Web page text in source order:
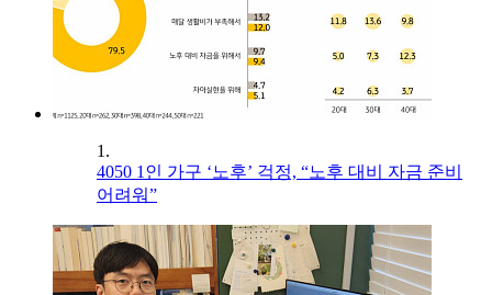
1.
4050 1인 가구 ‘노후’ 걱정, “노후 대비 자금 준비
어려워”